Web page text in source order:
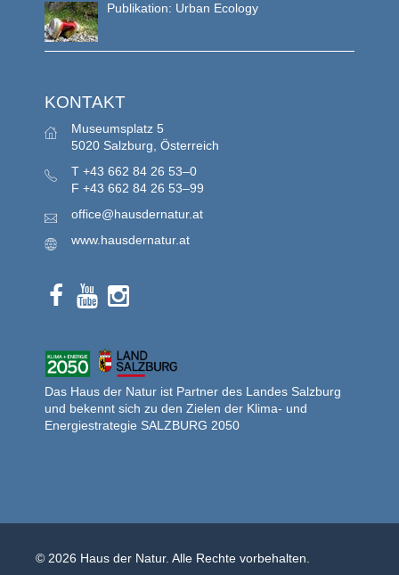
Publikation: Urban Ecology
KONTAKT
Museumsplatz 5
5020 Salzburg, Österreich
T +43 662 84 26 53–0
F +43 662 84 26 53–99
office@hausdernatur.at
www.hausdernatur.at
Das Haus der Natur ist Partner des Landes Salzburg
und bekennt sich zu den Zielen der Klima- und
Energiestrategie SALZBURG 2050
© 2026 Haus der Natur. Alle Rechte vorbehalten.